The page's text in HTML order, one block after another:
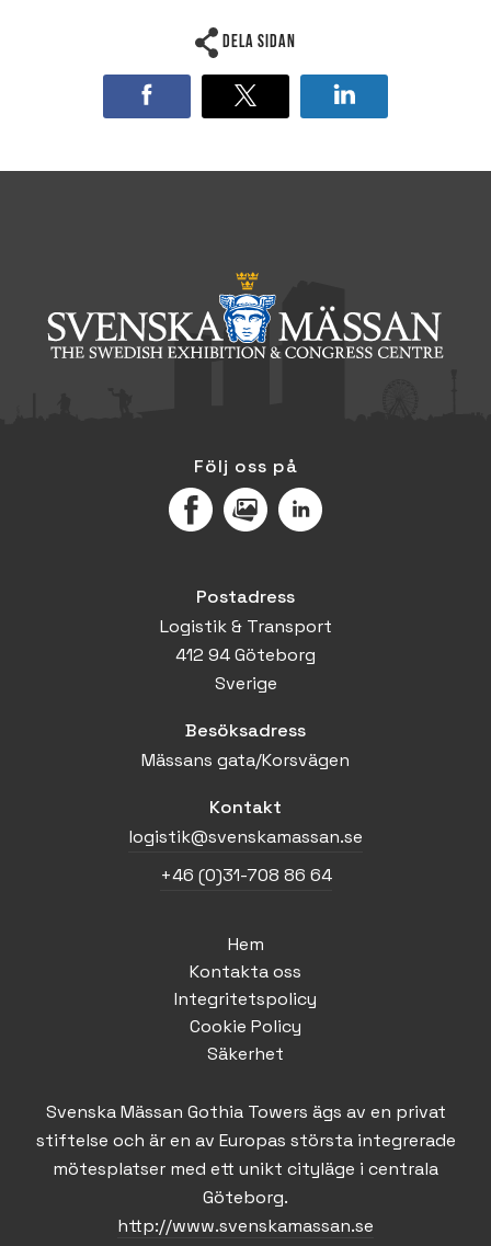
Dela sidan
Följ oss på
FacebookMediaPortal
LinkedIn
Postadress
Logistik & Transport
412 94 Göteborg
Sverige
Besöksadress
Mässans gata/Korsvägen
Kontakt
logistik@svenskamassan.se
+46 (0)31-708 86 64
Hem
Kontakta oss
Integritetspolicy
Cookie Policy
Säkerhet
Svenska Mässan Gothia Towers ägs av en privat
stiftelse och är en av Europas största integrerade
mötesplatser med ett unikt cityläge i centrala
Göteborg.
http://www.svenskamassan.se